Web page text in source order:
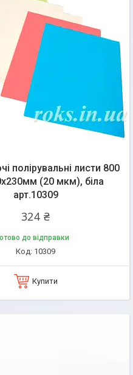
полірувальні листи 800
(20 мкм), біла
арт.10309
324 ₴
до відправки
10309
Купити